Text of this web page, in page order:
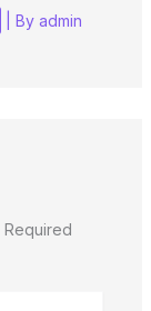
| By admin
Required